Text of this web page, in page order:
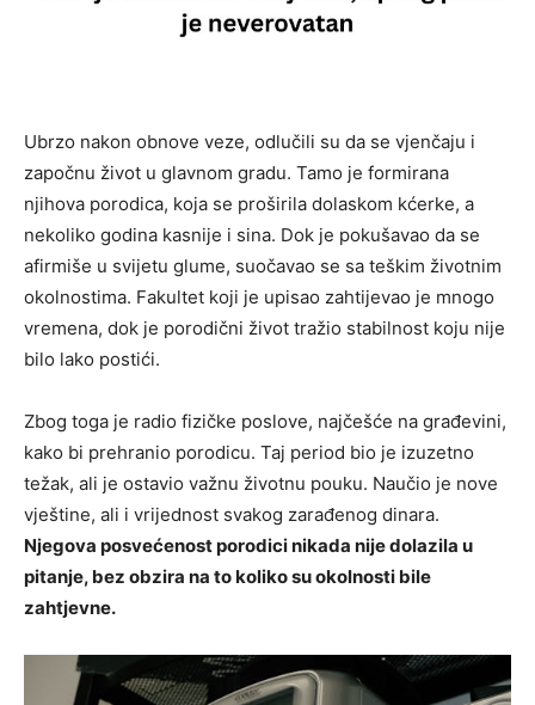
Ubrzo nakon obnove veze, odlučili su da se vjenčaju i
započnu život u glavnom gradu. Tamo je formirana
njihova porodica, koja se proširila dolaskom kćerke, a
nekoliko godina kasnije i sina. Dok je pokušavao da se
afirmiše u svijetu glume, suočavao se sa teškim životnim
okolnostima. Fakultet koji je upisao zahtijevao je mnogo
vremena, dok je porodični život tražio stabilnost koju nije
bilo lako postići.
Zbog toga je radio fizičke poslove, najčešće na građevini,
kako bi prehranio porodicu. Taj period bio je izuzetno
težak, ali je ostavio važnu životnu pouku. Naučio je nove
vještine, ali i vrijednost svakog zarađenog dinara.
Njegova posvećenost porodici nikada nije dolazila u
pitanje, bez obzira na to koliko su okolnosti bile
zahtjevne.